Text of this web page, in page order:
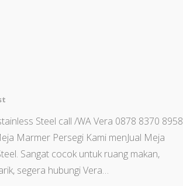
Steel call /WA Vera 0878 8370 8958
Marmer Persegi Kami menJual Meja
Sangat cocok untuk ruang makan,
segera hubungi Vera…